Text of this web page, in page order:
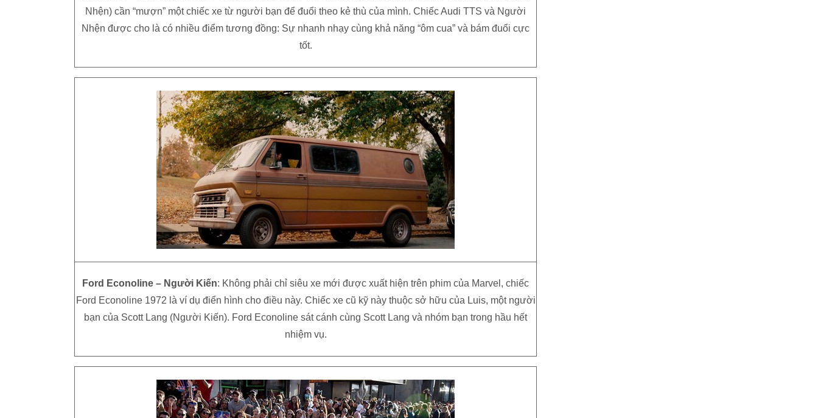
Nhện) cần “mượn” một chiếc xe từ người bạn để đuổi theo kẻ thù của mình. Chiếc Audi TTS và Người
Nhện được cho là có nhiều điểm tương đồng: Sự nhanh nhạy cùng khả năng “ôm cua” và bám đuổi cực
tốt.
Ford Econoline – Người Kiến: Không phải chỉ siêu xe mới được xuất hiện trên phim của Marvel, chiếc
Ford Econoline 1972 là ví dụ điển hình cho điều này. Chiếc xe cũ kỹ này thuộc sở hữu của Luis, một người
bạn của Scott Lang (Người Kiến). Ford Econoline sát cánh cùng Scott Lang và nhóm bạn trong hầu hết
nhiệm vụ.